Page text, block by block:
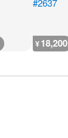
¥18,200